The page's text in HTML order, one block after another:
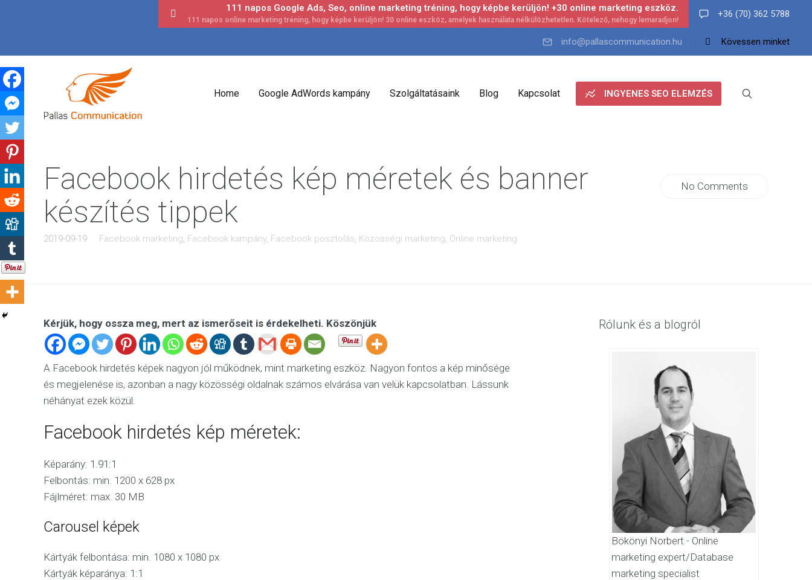
111 napos Google Ads, Seo, online marketing tréning, hogy képbe kerüljön! +30 online marketing eszköz.
+36 (70) 362 5788
info@pallascommunication.hu Kövessen minket
Home Google AdWords kampány Szolgáltatásaink Blog Kapcsolat INGYENES SEO ELEMZÉS
Facebook hirdetés kép méretek és banner
készítés tippek
2019-09-19 Facebook marketing, Facebook kampány, Facebook posztolás, Közösségi marketing, Online marketing
No Comments
Kérjük, hogy ossza meg, mert az ismerőseit is érdekelheti. Köszönjük
A Facebook hirdetés képek nagyon jól működnek, mint marketing eszköz. Nagyon fontos a kép minősége
és megjelenése is, azonban a nagy közösségi oldalnak számos elvárása van velük kapcsolatban. Lássunk
néhányat ezek közül.
Facebook hirdetés kép méretek:
Képarány: 1.91:1
Felbontás: min. 1200 x 628 px
Fájlméret: max. 30 MB
Carousel képek
Kártyák felbontása: min. 1080 x 1080 px
Kártyák képaránya: 1:1
Rólunk és a blogról
Bökönyi Norbert - Online
marketing expert/Database
marketing specialist